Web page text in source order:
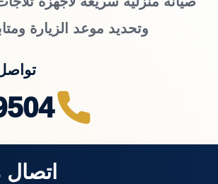
وتحديد موعد الزيارة
اتصال